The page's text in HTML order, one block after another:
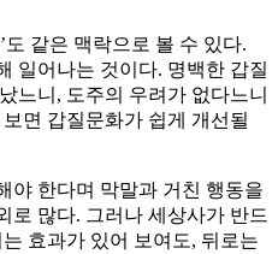
도 같은 맥락으로 볼 수 있다.
일어나는 것이다. 명백한 갑질
느니, 도주의 우려가 없다느니
면 갑질문화가 쉽게 개선될
야 한다며 막말과 거친 행동을
로 많다. 그러나 세상사가 반드
효과가 있어 보여도, 뒤로는